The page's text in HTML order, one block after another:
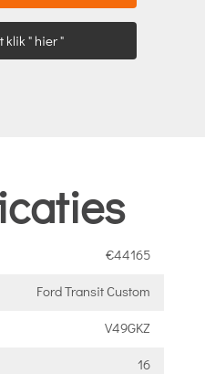
klik " hier "
€44165
Ford Transit Custom
V49GKZ
16